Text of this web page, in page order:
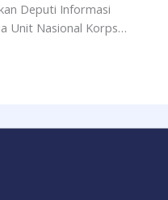
Deputi Informasi
Unit Nasional Korps…